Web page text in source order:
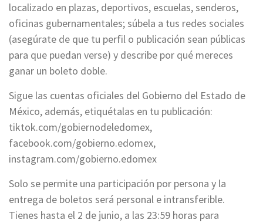
localizado en plazas, deportivos, escuelas, senderos,
oficinas gubernamentales; súbela a tus redes sociales
(asegúrate de que tu perfil o publicación sean públicas
para que puedan verse) y describe por qué mereces
ganar un boleto doble.
Sigue las cuentas oficiales del Gobierno del Estado de
México, además, etiquétalas en tu publicación:
tiktok.com/gobiernodeledomex,
facebook.com/gobierno.edomex,
instagram.com/gobierno.edomex
Solo se permite una participación por persona y la
entrega de boletos será personal e intransferible.
Tienes hasta el 2 de junio, a las 23:59 horas para